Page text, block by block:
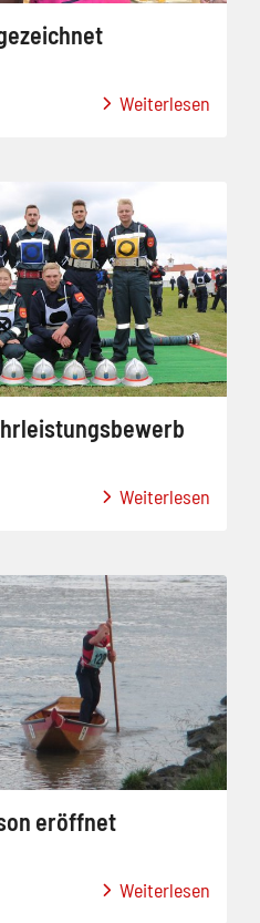
Weiterlesen
Weiterlesen
eröffnet
Weiterlesen